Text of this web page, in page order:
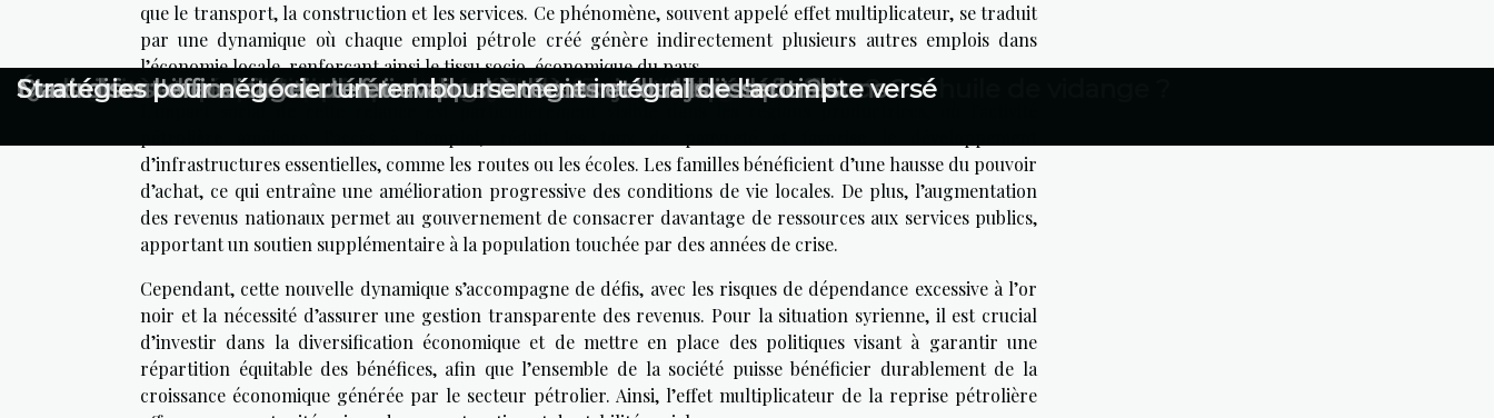
que le transport, la construction et les services. Ce phénomène, souvent appelé effet multiplicateur, se traduit
par une dynamique où chaque emploi pétrole créé génère indirectement plusieurs autres emplois dans
l’économie locale, renforçant ainsi le tissu socio-économique du pays.
d’infrastructures essentielles, comme les routes ou les écoles. Les familles bénéficient d’une hausse du pouvoir
d’achat, ce qui entraîne une amélioration progressive des conditions de vie locales. De plus, l’augmentation
des revenus nationaux permet au gouvernement de consacrer davantage de ressources aux services publics,
apportant un soutien supplémentaire à la population touchée par des années de crise.
Cependant, cette nouvelle dynamique s’accompagne de défis, avec les risques de dépendance excessive à l’or
noir et la nécessité d’assurer une gestion transparente des revenus. Pour la situation syrienne, il est crucial
d’investir dans la diversification économique et de mettre en place des politiques visant à garantir une
répartition équitable des bénéfices, afin que l’ensemble de la société puisse bénéficier durablement de la
croissance économique générée par le secteur pétrolier. Ainsi, l’effet multiplicateur de la reprise pétrolière
Raconter sa reconversion avec sincérité dans sa lettre de motivation
Partager une recette : plus un acte social qu’on ne l’imagine
Écologie et entreprise : comment recycler efficacement avec une cuve à huile de vidange ?
Comment le crédit d'impôt peut bénéficier aux services à domicile ?
Quels critères pour choisir un service d’enlèvement d’épaves efficace ?
Évaluation et certification en management : enjeux et bénéfices
Conseils essentiels pour choisir la bonne licence de débit de boissons
Quand faut-il envisager de faire appel à un conseiller juridique ?
Maximiser l'efficacité du télétravail : stratégies et outils essentiels
Stratégies pour négocier un remboursement intégral de l'acompte versé